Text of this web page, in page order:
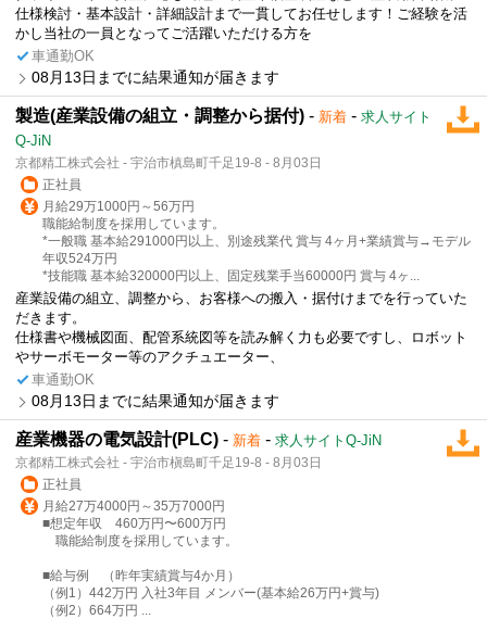
仕様検討・基本設計・詳細設計まで一貫してお任せします！ご経験を活
かし当社の一員となってご活躍いただける方を
車通勤OK
08月13日までに結果通知が届きます
製造(産業設備の組立・調整から据付) - 新着 - 求人サイト
Q-JiN
京都精工株式会社 - 宇治市槙島町千足19-8 - 8月03日
正社員
月給29万1000円～56万円
職能給制度を採用しています。
*一般職 基本給291000円以上、別途残業代 賞与 4ヶ月+業績賞与→モデル
年収524万円
*技能職 基本給320000円以上、固定残業手当60000円 賞与 4ヶ...
産業設備の組立、調整から、お客様への搬入・据付けまでを行っていた
だきます。
仕様書や機械図面、配管系統図等を読み解く力も必要ですし、ロボット
やサーボモーター等のアクチュエーター、
車通勤OK
08月13日までに結果通知が届きます
産業機器の電気設計(PLC) - 新着 - 求人サイトQ-JiN
京都精工株式会社 - 宇治市槇島町千足19-8 - 8月03日
正社員
月給27万4000円～35万7000円
■想定年収 460万円〜600万円
職能給制度を採用しています。
■給与例 （昨年実績賞与4か月）
（例1）442万円 入社3年目 メンバー(基本給26万円+賞与)
（例2）664万円 ...